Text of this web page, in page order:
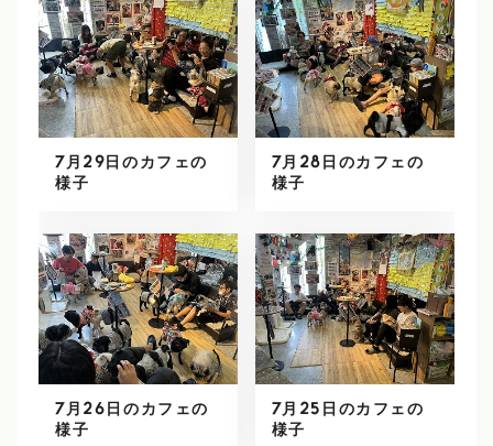
7月29日のカフェの
様子
7月28日のカフェの
様子
7月26日のカフェの
様子
7月25日のカフェの
様子